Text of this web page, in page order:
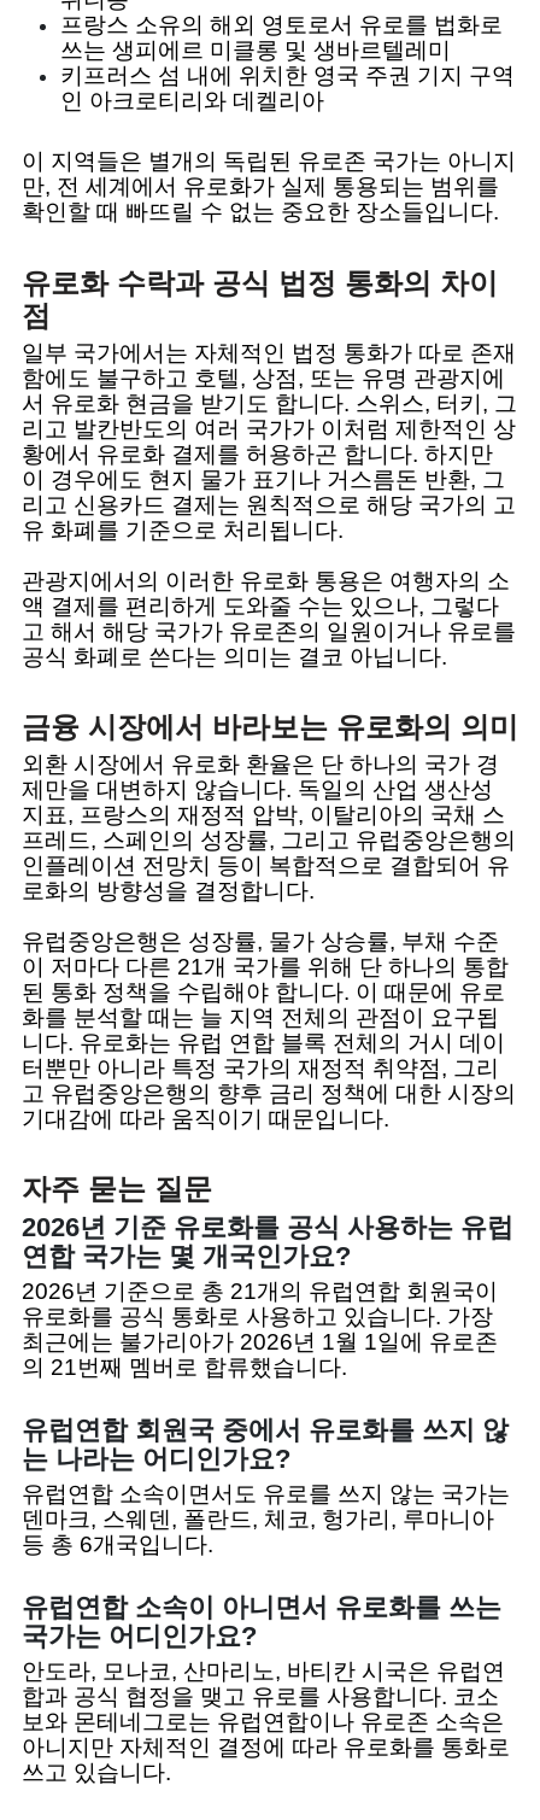
프랑스 소유의 해외 영토로서 유로를 법화로
쓰는 생피에르 미클롱 및 생바르텔레미
키프러스 섬 내에 위치한 영국 주권 기지 구역
인 아크로티리와 데켈리아
이 지역들은 별개의 독립된 유로존 국가는 아니지
만, 전 세계에서 유로화가 실제 통용되는 범위를
확인할 때 빠뜨릴 수 없는 중요한 장소들입니다.
유로화 수락과 공식 법정 통화의 차이
점
일부 국가에서는 자체적인 법정 통화가 따로 존재
함에도 불구하고 호텔, 상점, 또는 유명 관광지에
서 유로화 현금을 받기도 합니다. 스위스, 터키, 그
리고 발칸반도의 여러 국가가 이처럼 제한적인 상
황에서 유로화 결제를 허용하곤 합니다. 하지만
이 경우에도 현지 물가 표기나 거스름돈 반환, 그
리고 신용카드 결제는 원칙적으로 해당 국가의 고
유 화폐를 기준으로 처리됩니다.
관광지에서의 이러한 유로화 통용은 여행자의 소
액 결제를 편리하게 도와줄 수는 있으나, 그렇다
고 해서 해당 국가가 유로존의 일원이거나 유로를
공식 화폐로 쓴다는 의미는 결코 아닙니다.
금융 시장에서 바라보는 유로화의 의미
외환 시장에서 유로화 환율은 단 하나의 국가 경
제만을 대변하지 않습니다. 독일의 산업 생산성
지표, 프랑스의 재정적 압박, 이탈리아의 국채 스
프레드, 스페인의 성장률, 그리고 유럽중앙은행의
인플레이션 전망치 등이 복합적으로 결합되어 유
로화의 방향성을 결정합니다.
유럽중앙은행은 성장률, 물가 상승률, 부채 수준
이 저마다 다른 21개 국가를 위해 단 하나의 통합
된 통화 정책을 수립해야 합니다. 이 때문에 유로
화를 분석할 때는 늘 지역 전체의 관점이 요구됩
니다. 유로화는 유럽 연합 블록 전체의 거시 데이
터뿐만 아니라 특정 국가의 재정적 취약점, 그리
고 유럽중앙은행의 향후 금리 정책에 대한 시장의
기대감에 따라 움직이기 때문입니다.
자주 묻는 질문
2026년 기준 유로화를 공식 사용하는 유럽
연합 국가는 몇 개국인가요?
2026년 기준으로 총 21개의 유럽연합 회원국이
유로화를 공식 통화로 사용하고 있습니다. 가장
최근에는 불가리아가 2026년 1월 1일에 유로존
의 21번째 멤버로 합류했습니다.
유럽연합 회원국 중에서 유로화를 쓰지 않
는 나라는 어디인가요?
유럽연합 소속이면서도 유로를 쓰지 않는 국가는
덴마크, 스웨덴, 폴란드, 체코, 헝가리, 루마니아
등 총 6개국입니다.
유럽연합 소속이 아니면서 유로화를 쓰는
국가는 어디인가요?
안도라, 모나코, 산마리노, 바티칸 시국은 유럽연
합과 공식 협정을 맺고 유로를 사용합니다. 코소
보와 몬테네그로는 유럽연합이나 유로존 소속은
아니지만 자체적인 결정에 따라 유로화를 통화로
쓰고 있습니다.